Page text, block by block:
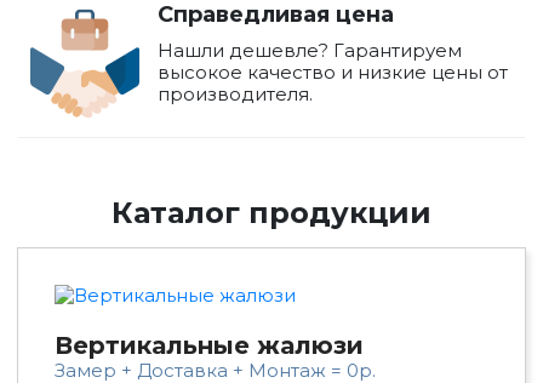
Справедливая цена
Нашли дешевле? Гарантируем
высокое качество и низкие цены от
производителя.
Каталог продукции
Вертикальные жалюзи
Замер + Доставка + Монтаж = 0р.